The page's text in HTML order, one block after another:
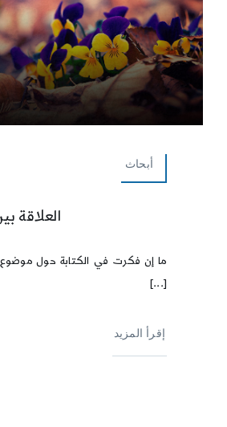
أبحاث
العلاقة
ما إن فكرت في الكتابة حول موضوع
[...]
إقرأ المزيد